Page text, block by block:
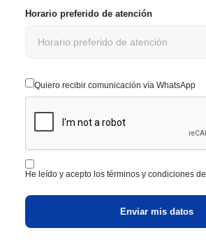
Horario preferido de atención
Quiero recibir comunicación vía WhatsApp
He leído y acepto los términos y condiciones del
Enviar mis datos